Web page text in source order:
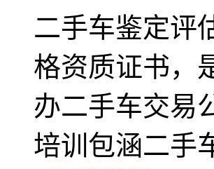
二手车鉴定评
格资质证书，
办二手车交易
培训包涵二手